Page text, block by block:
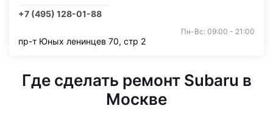
+7 (495) 128-01-88
Пн-Вс: 09:00 - 21:00
пр-т Юных ленинцев 70, стр 2
Где сделать ремонт Subaru в
Москве